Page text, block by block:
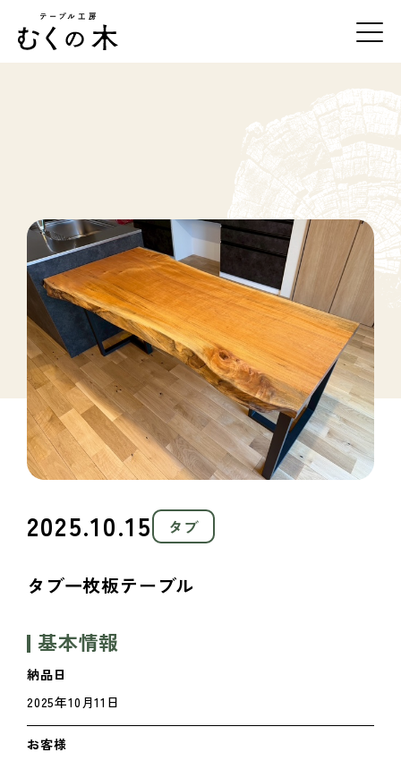
テーブル工房むくの木について
事例紹介
オーダーの流れ
お手入れ方法
店舗・アクセス
お問合せ
2025.10.15 タブ
タブ一枚板テーブル
基本情報
納品日
2025年10月11日
お客様